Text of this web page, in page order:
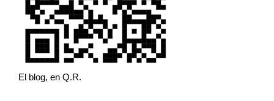
El blog, en Q.R.